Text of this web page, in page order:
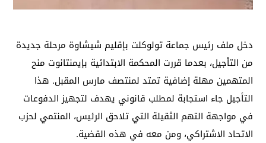
دخل ملف رئيس جماعة تولوكلت بإقليم شيشاوة مرحلة جديدة
من التأجيل، بعدما قررت المحكمة الابتدائية بإيمنتانوت منح
المتهمين مهلة إضافية تمتد لمنتصف مارس المقبل. هذا
التأجيل جاء استجابة لمطلب قانوني يهدف لتجهيز الدفوعات
في مواجهة التهم الثقيلة التي تلاحق الرئيس، المنتمي لحزب
الاتحاد الاشتراكي، ومن معه في هذه القضية.